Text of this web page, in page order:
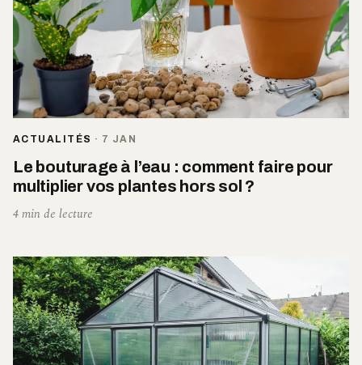
ACTUALITÉS · 7 JAN
Le bouturage à l’eau : comment faire pour
multiplier vos plantes hors sol ?
4 min de lecture